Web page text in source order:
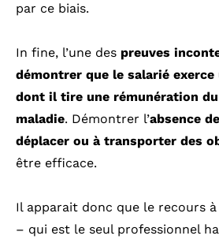
par ce biais.
In fine, l’une des preuves
démontrer que le salarié
dont il tire une rémunération
maladie. Démontrer l’absence
déplacer ou à transporter des
être efficace.
Il apparait donc que le recours
– qui est le seul professionnel